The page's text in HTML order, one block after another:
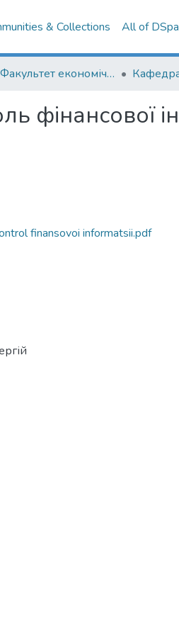
& Collections All of
002. Факультет економічних наук
фінансової
finansovoi informatsii.pdf